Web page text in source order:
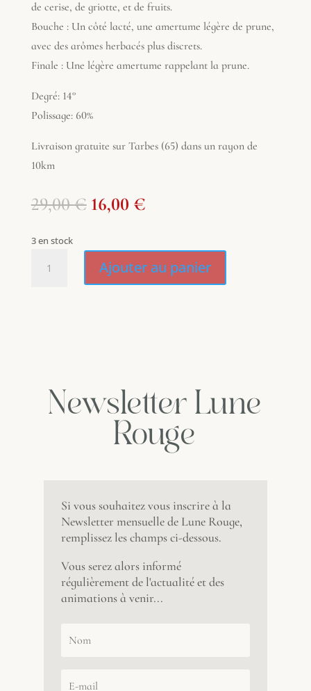
de cerise, de griotte, et de fruits.
Bouche : Un côté lacté, une amertume légère de prune,
avec des arômes herbacés plus discrets.
Finale : Une légère amertume rappelant la prune.
Degré: 14°
Polissage: 60%
Livraison gratuite sur Tarbes (65) dans un rayon de
10km
29,00€ Le
prix
était :
29,00 €.
16,00 €Le
est :
16,00 €.
3 en stock
60%
Ajouter au panier
Newsletter Lune
Rouge
Si vous souhaitez vous inscrire à la
Newsletter mensuelle de Lune Rouge,
remplissez les champs ci-dessous.
Vous serez alors informé
régulièrement de l'actualité et des
animations à venir...